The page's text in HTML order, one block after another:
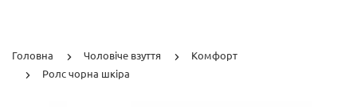
Головна Чоловіче взуття
Комфорт
Ролс чорна шкіра